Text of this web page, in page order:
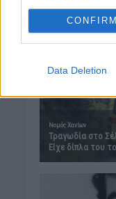
CONFIRM
Data Deletion